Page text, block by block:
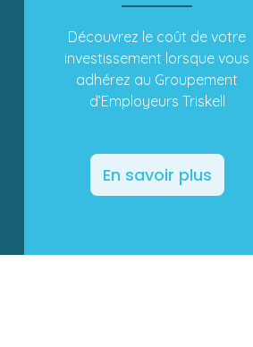
Découvrez le coût de votre
investissement lorsque vous
adhérez au Groupement
d’Employeurs Triskell
En savoir plus